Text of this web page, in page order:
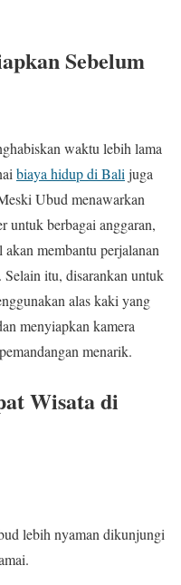
Sebelum
waktu lebih lama
biaya hidup di Bali juga
Ubud menawarkan
untuk berbagai anggaran,
membantu perjalanan
itu, disarankan untuk
alas kaki yang
menyiapkan kamera
menarik.
Wisata di
lebih nyaman dikunjungi